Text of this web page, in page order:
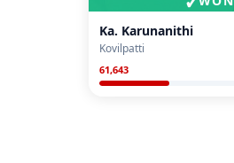
Ka. Karunanithi
Kovilpatti
61,643